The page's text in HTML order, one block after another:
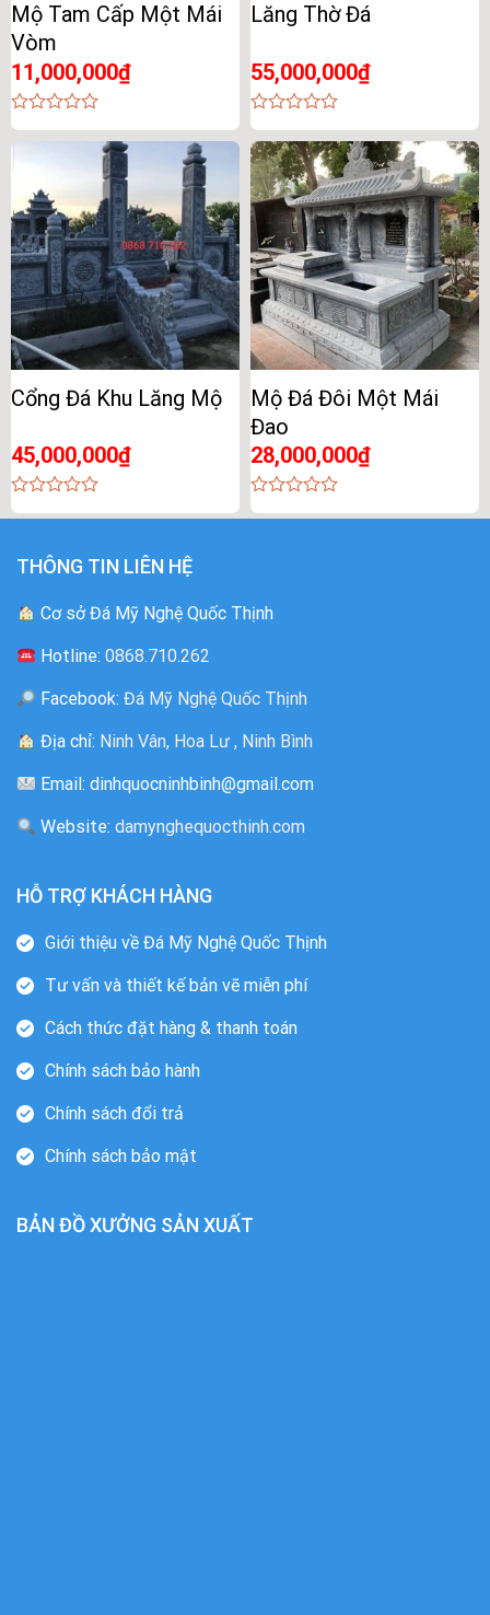
Mộ Tam Cấp Một Mái
Vòm
11,000,000₫
0
Lăng Thờ Đá
55,000,000₫
0
out
of
5
Cổng Đá Khu Lăng Mộ
45,000,000₫
0
5
Mộ Đá Đôi Một Mái
Đao
28,000,000₫
0
THÔNG TIN LIÊN HỆ
Cơ sở Đá Mỹ Nghệ Quốc Thịnh
Hotline:0868.710.262
Facebook: Đá Mỹ Nghệ Quốc Thịnh
Địa chỉ: Ninh Vân, Hoa Lư , Ninh Bình
Email: dinhquocninhbinh@gmail.com
Website:damynghequocthinh.com
HỖ TRỢ KHÁCH HÀNG
Giới thiệu về Đá Mỹ Nghệ Quốc Thịnh
Tư vấn và thiết kế bản vẽ miễn phí
Cách thức đặt hàng & thanh toán
Chính sách bảo hành
Chính sách đổi trả
Chính sách bảo mật
BẢN ĐỒ XƯỞNG SẢN XUẤT